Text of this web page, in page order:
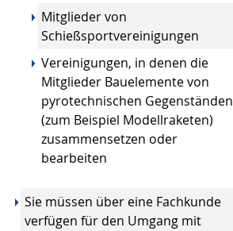
Mitglieder von
Schießsportvereinigungen
Vereinigungen, in denen die
Mitglieder Bauelemente von
pyrotechnischen Gegenständen
(zum Beispiel Modellraketen)
zusammensetzen oder
bearbeiten
Sie müssen über eine Fachkunde
verfügen für den Umgang mit